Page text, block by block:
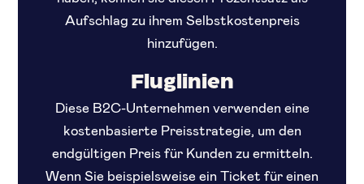
Aufschlag zu ihrem Selbstkostenpreis
hinzufügen.
Fluglinien
Diese B2C-Unternehmen verwenden eine
kostenbasierte Preisstrategie, um den
endgültigen Preis für Kunden zu ermitteln.
Wenn Sie beispielsweise ein Ticket für einen